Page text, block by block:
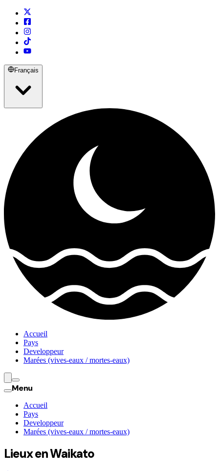
Français
Accueil
Pays
Developpeur
Marées (vives-eaux / mortes-eaux)
Menu
Accueil
Pays
Developpeur
Marées (vives-eaux / mortes-eaux)
Lieux en Waikato